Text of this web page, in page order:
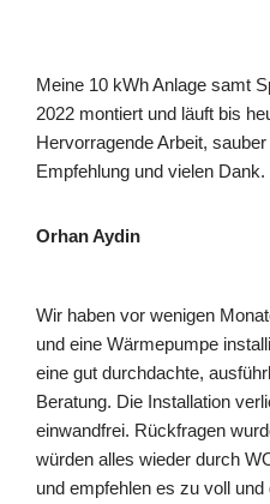
Meine 10 kWh Anlage samt
2022 montiert und läuft bis
Hervorragende Arbeit,
Empfehlung und vielen Dank.
Orhan Aydin
Wir haben vor wenigen
und eine Wärmepumpe
eine gut durchdachte,
Beratung. Die Installation
einwandfrei. Rückfragen
würden alles wieder durch
und empfehlen es zu voll